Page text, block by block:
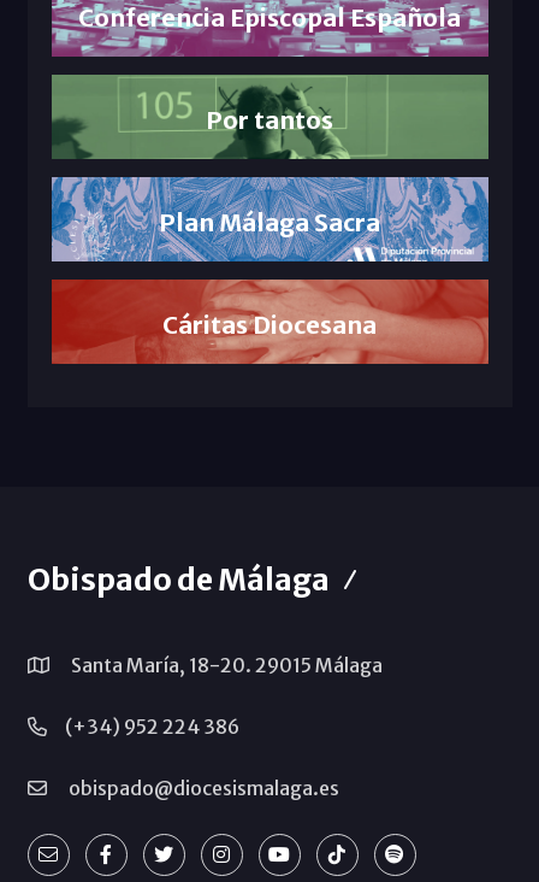
Conferencia Episcopal Española
Por tantos
Plan Málaga Sacra
Cáritas Diocesana
Obispado de Málaga
Santa María, 18-20. 29015 Málaga
(+34) 952 224 386
obispado@diocesismalaga.es